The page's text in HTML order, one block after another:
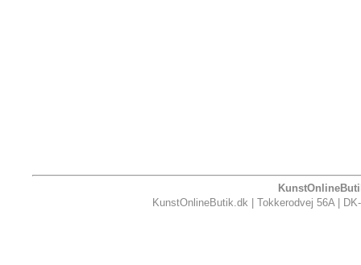
KunstOnlineButik.dk | Tokkerodvej 56A |